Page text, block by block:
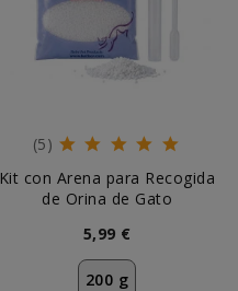
(5)
Kit con Arena para Recogida
de Orina de Gato
5,99 €
200 g